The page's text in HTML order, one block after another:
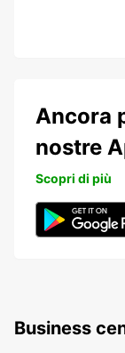
Ancora
nostre
Scopri di più
Business